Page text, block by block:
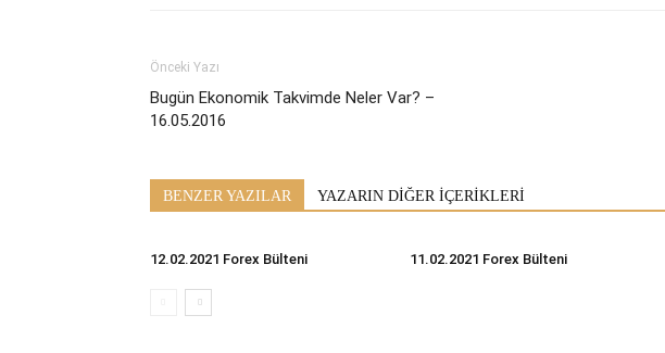
Önceki Yazı
Bugün Ekonomik Takvimde Neler Var? –
16.05.2016
BENZER YAZILAR YAZARIN DİĞER İÇERİKLERİ
12.02.2021 Forex Bülteni 11.02.2021 Forex Bülteni